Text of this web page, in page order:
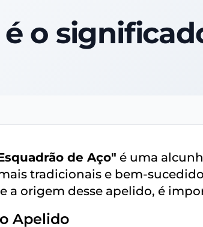
o
de Aço" é uma
tradicionais e bem-
a origem desse apelido, é
Apelido